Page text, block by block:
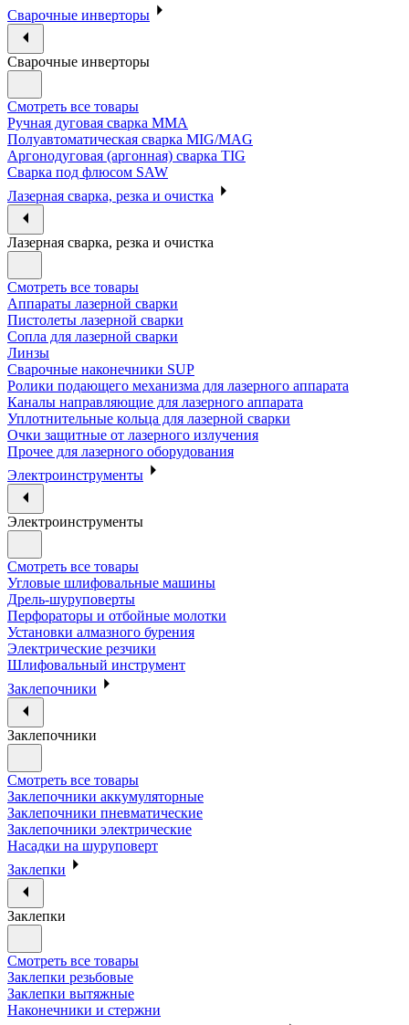
Сварочные инверторы
Сварочные инверторы
Смотреть все товары
Ручная дуговая сварка MMA
Полуавтоматическая сварка MIG/MAG
Аргонодуговая (аргонная) сварка TIG
Сварка под флюсом SAW
Лазерная сварка, резка и очистка
Лазерная сварка, резка и очистка
Смотреть все товары
Аппараты лазерной сварки
Пистолеты лазерной сварки
Сопла для лазерной сварки
Линзы
Сварочные наконечники SUP
Ролики подающего механизма для лазерного аппарата
Каналы направляющие для лазерного аппарата
Уплотнительные кольца для лазерной сварки
Очки защитные от лазерного излучения
Прочее для лазерного оборудования
Электроинструменты
Электроинструменты
Смотреть все товары
Угловые шлифовальные машины
Дрель-шуруповерты
Перфораторы и отбойные молотки
Установки алмазного бурения
Электрические резчики
Шлифовальный инструмент
Заклепочники
Заклепочники
Смотреть все товары
Заклепочники аккумуляторные
Заклепочники пневматические
Заклепочники электрические
Насадки на шуруповерт
Заклепки
Заклепки
Смотреть все товары
Заклепки резьбовые
Заклепки вытяжные
Наконечники и стержни